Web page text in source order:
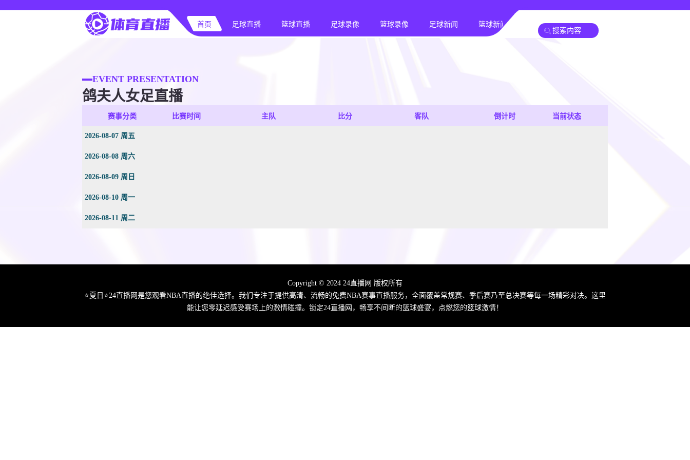
首页 足球直播 篮球直播 足球录像 篮球录像 足球新闻 篮球新闻
EVENT PRESENTATION
鸽夫人女足直播
赛事分类 比赛时间 主队 比分 客队 倒计时 当前状态
2026-08-07 周五
2026-08-08 周六
2026-08-09 周日
2026-08-10 周一
2026-08-11 周二
Copyright © 2024 24直播网 版权所有
⭐️夏日⭐24直播网是您观看NBA直播的绝佳选择。我们专注于提供高清、流畅的免费NBA赛事直播服务，全面覆盖常规赛、季后赛乃至总决赛等每一场精彩对决。这里
能让您零延迟感受赛场上的激情碰撞。锁定24直播网，畅享不间断的篮球盛宴，点燃您的篮球激情！